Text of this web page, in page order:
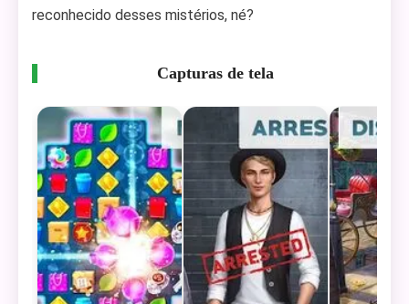
reconhecido desses mistérios, né?
Capturas de tela